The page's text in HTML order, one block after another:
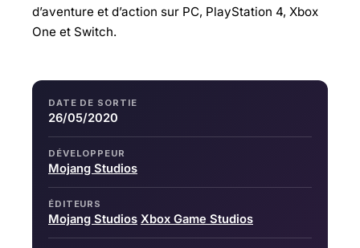
d’aventure et d’action sur PC, PlayStation 4, Xbox
One et Switch.
DATE DE SORTIE
26/05/2020
DÉVELOPPEUR
Mojang Studios
ÉDITEURS
Mojang Studios Xbox Game Studios